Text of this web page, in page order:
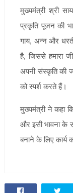
मुख्यमंत्री श्री
प्रकृति पूजन की
गाय, अन्न और
है, जिससे हमारा
अपनी संस्कृति की
को स्पर्श करते हैं।
मुख्यमंत्री ने कहा
और इसी भावना के
बनाने के लिए कार्य